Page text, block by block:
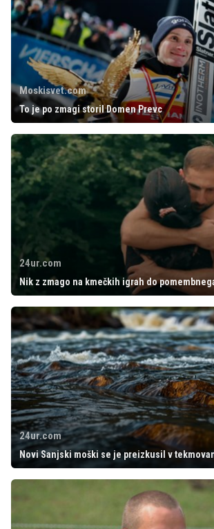
Moskisvet.com
To je po zmagi storil Domen Prevc
24ur.com
Nik z zmago na kmečkih igrah do
24ur.com
Novi Sanjski moški se je preizkusil v